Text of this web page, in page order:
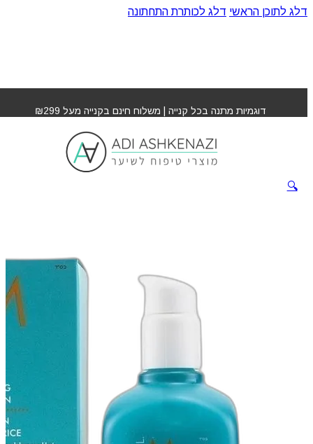
דלג לתוכן הראשי דלג לכותרת התחתונה
דוגמיות מתנה בכל קנייה | משלוח חינם בקנייה מעל ₪299
🔍